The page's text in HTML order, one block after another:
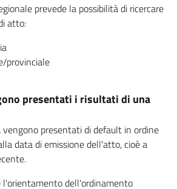
prevede la possibilità di ricercare
atto:
provinciale
presentati i risultati di una
presentati di default in ordine
data di emissione dell'atto, cioè a
l'orientamento dell'ordinamento